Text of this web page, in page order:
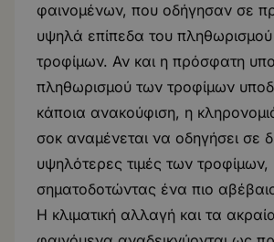
φαινομένων, που οδήγησαν σε
υψηλά επίπεδα του
τροφίμων. Αν και η πρόσφατη
πληθωρισμού των τροφίμων
κάποια ανακούφιση, η
σοκ αναμένεται να οδηγήσει σε
υψηλότερες τιμές των τροφίμων,
σηματοδοτώντας ένα πιο
Η κλιματική αλλαγή και τα